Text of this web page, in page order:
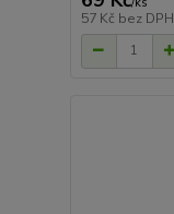
57 Kč bez DPH